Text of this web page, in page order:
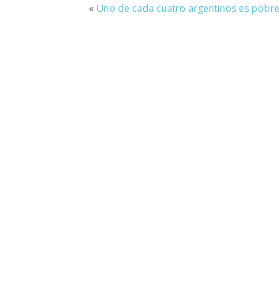
« Uno de cada cuatro argentinos es